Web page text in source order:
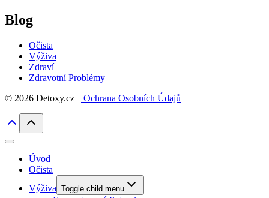
Blog
Očista
Výživa
Zdraví
Zdravotní Problémy
© 2026 Detoxy.cz | Ochrana Osobních Údajů
Úvod
Očista
Výživa Toggle child menu